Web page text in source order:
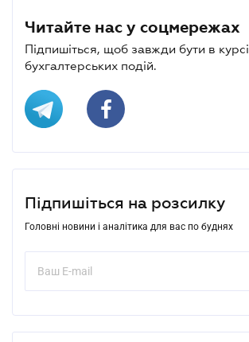
Читайте нас у соцмережах
Підпишіться, щоб завжди бути в курсі
бухгалтерських подій.
Підпишіться на розсилку
Головні новини і аналітика для вас по буднях